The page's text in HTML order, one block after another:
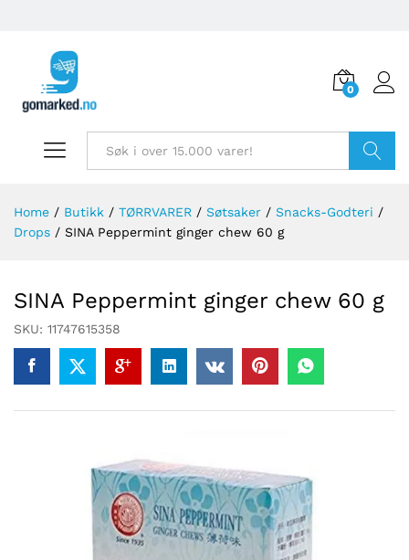
0
Home / Butikk / TØRRVARER / Søtsaker / Snacks-Godteri /
Drops / SINA Peppermint ginger chew 60 g
SINA Peppermint ginger chew 60 g
SKU: 11747615358